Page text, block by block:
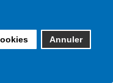
Annuler